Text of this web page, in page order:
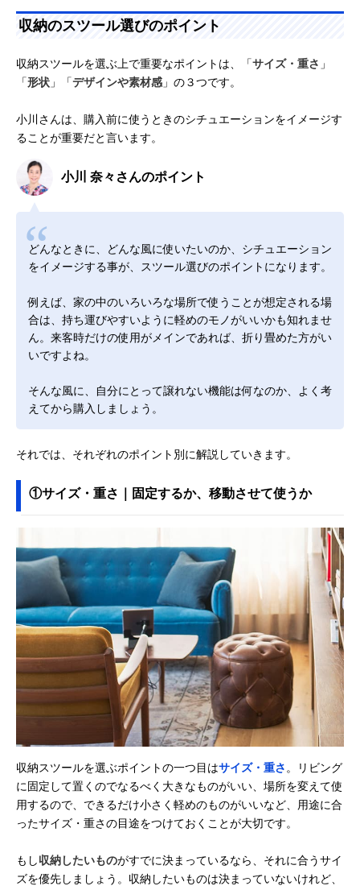
収納のスツール選びのポイント
収納スツールを選ぶ上で重要なポイントは、「サイズ・重さ 」
「形状 」「デザインや素材感 」の３つです。
小川さんは、購入前に使うときのシチュエーションをイメージす
ることが重要だと言います。
小川 奈々さんのポイント
どんなときに、どんな風に使いたいのか、シチュエーション
をイメージする事が、スツール選びのポイントになります。
例えば、家の中のいろいろな場所で使うことが想定される場
合は、持ち運びやすいように軽めのモノがいいかも知れませ
ん。来客時だけの使用がメインであれば、折り畳めた方がい
いですよね。
そんな風に、自分にとって譲れない機能は何なのか、よく考
えてから購入しましょう。
それでは、それぞれのポイント別に解説していきます。
①サイズ・重さ｜固定するか、移動させて使うか
収納スツールを選ぶポイントの一つ目はサイズ・重さ 。リビング
に固定して置くのでなるべく大きなものがいい、場所を変えて使
用するので、できるだけ小さく軽めのものがいいなど、用途に合
ったサイズ・重さの目途をつけておくことが大切です。
もし収納したいものがすでに決まっているなら、それに合うサイ
ズを優先しましょう。収納したいものは決まっていないけれど、